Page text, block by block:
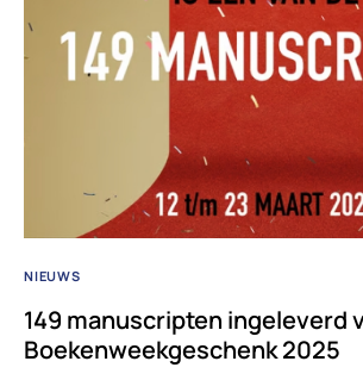
NIEUWS
149 manuscripten ingeleverd
Boekenweekgeschenk 2025